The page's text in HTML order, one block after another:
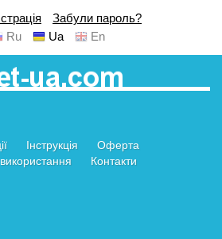
Забули пароль?
Ru
Ua En
Інструкція
Оферта
Контакти